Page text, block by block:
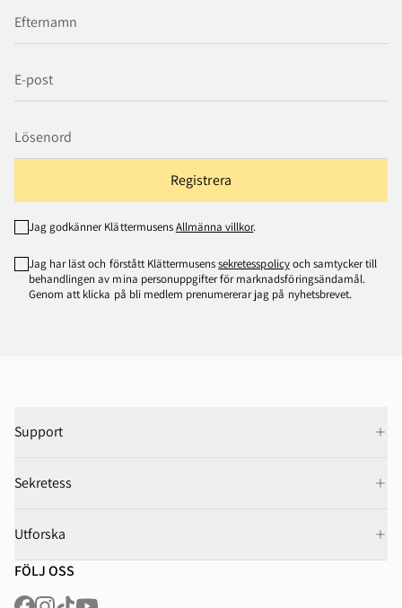
Registrera
Jag godkänner KlättermusensAllmänna villkor.
Jag har läst och förstått Klättermusenssekretesspolicyoch samtycker till
behandlingen av mina personuppgifter för marknadsföringsändamål.
Genom att klicka på bli medlem prenumererar jag på nyhetsbrevet.
Support
Sekretess
Utforska
FÖLJ OSS